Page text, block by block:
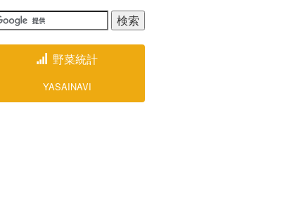
野菜統計
YASAINAVI